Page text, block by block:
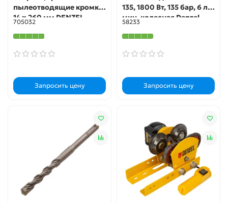
пылеотводящие кромки,
14 x 260 мм DENZEL
705032
Запросить цену
135, 1800 Вт, 135 бар, 6 л/
мин, колесная Denzel
58233
Запросить цену